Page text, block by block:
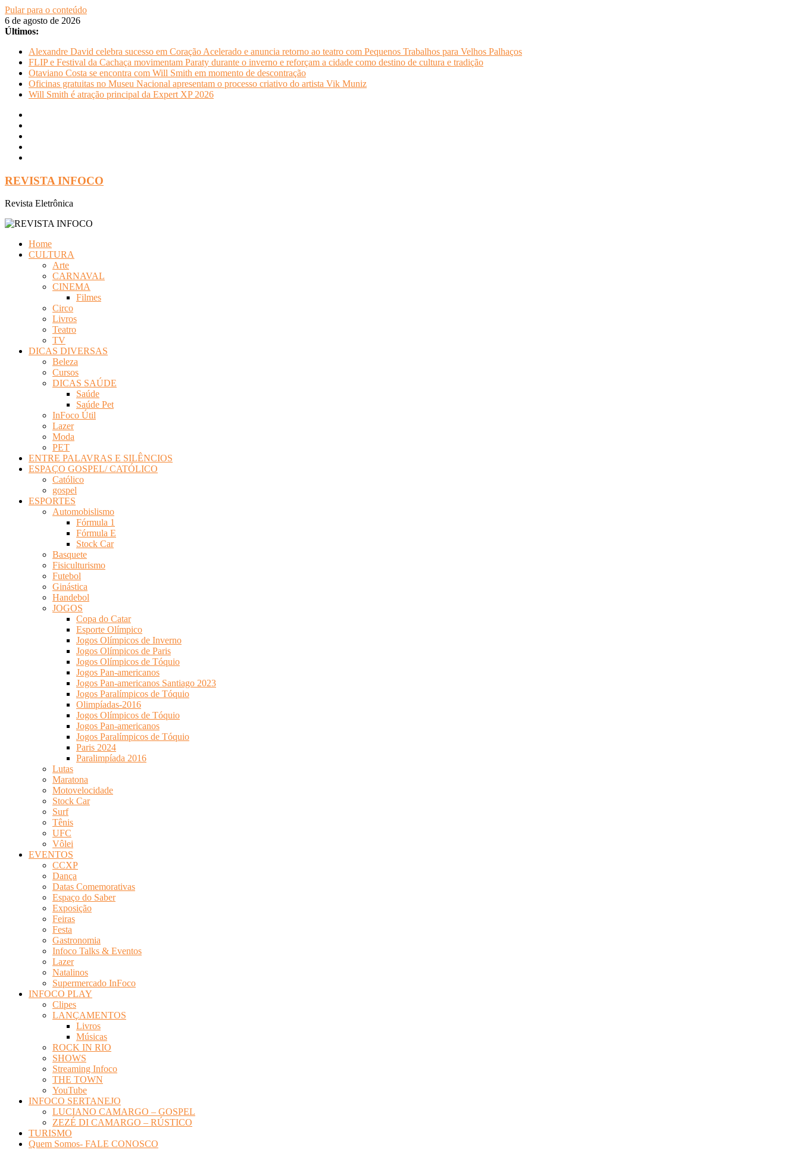
Pular para o conteúdo
6 de agosto de 2026
Últimos:
Alexandre David celebra sucesso em Coração Acelerado e anuncia retorno ao teatro com Pequenos Trabalhos para Velhos Palhaços
FLIP e Festival da Cachaça movimentam Paraty durante o inverno e reforçam a cidade como destino de cultura e tradição
Otaviano Costa se encontra com Will Smith em momento de descontração
Oficinas gratuitas no Museu Nacional apresentam o processo criativo do artista Vik Muniz
Will Smith é atração principal da Expert XP 2026
REVISTA INFOCO
Revista Eletrônica
Home
CULTURA
Arte
CARNAVAL
CINEMA
Filmes
Circo
Livros
Teatro
TV
DICAS DIVERSAS
Beleza
Cursos
DICAS SAÚDE
Saúde
Saúde Pet
InFoco Útil
Lazer
Moda
PET
ENTRE PALAVRAS E SILÊNCIOS
ESPAÇO GOSPEL/ CATÓLICO
Católico
gospel
ESPORTES
Automobislismo
Fórmula 1
Fórmula E
Stock Car
Basquete
Fisiculturismo
Futebol
Ginástica
Handebol
JOGOS
Copa do Catar
Esporte Olímpico
Jogos Olímpicos de Inverno
Jogos Olímpicos de Paris
Jogos Olímpicos de Tóquio
Jogos Pan-americanos
Jogos Pan-americanos Santiago 2023
Jogos Paralímpicos de Tóquio
Olimpíadas-2016
Jogos Olímpicos de Tóquio
Jogos Pan-americanos
Jogos Paralímpicos de Tóquio
Paris 2024
Paralimpíada 2016
Lutas
Maratona
Motovelocidade
Stock Car
Surf
Tênis
UFC
Vôlei
EVENTOS
CCXP
Dança
Datas Comemorativas
Espaço do Saber
Exposição
Feiras
Festa
Gastronomia
Infoco Talks & Eventos
Lazer
Natalinos
Supermercado InFoco
INFOCO PLAY
Clipes
LANÇAMENTOS
Livros
Músicas
ROCK IN RIO
SHOWS
Streaming Infoco
THE TOWN
YouTube
INFOCO SERTANEJO
LUCIANO CAMARGO – GOSPEL
ZEZÉ DI CAMARGO – RÚSTICO
TURISMO
Quem Somos- FALE CONOSCO